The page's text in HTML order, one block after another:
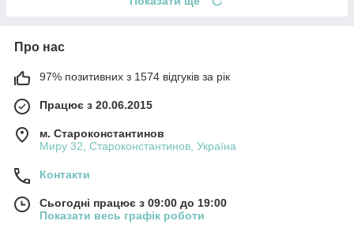
Про нас
97% позитивних з 1574 відгуків за рік
Працює з 20.06.2015
м. Староконстантинов
Миру 32, Староконстантинов, Україна
Контакти
Сьогодні працює з 09:00 до 19:00
Показати весь графік роботи